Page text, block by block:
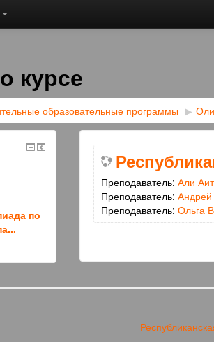
курсе
образовательные программы ▶︎
Преподаватель:Али
Преподаватель:Андрей
Преподаватель:Ольга
по